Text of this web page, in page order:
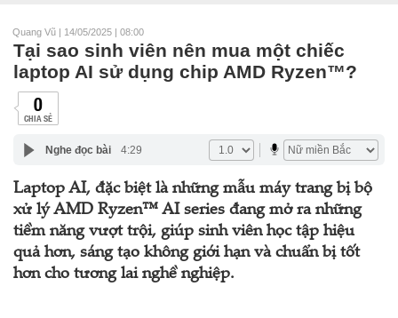
Quang Vũ | 14/05/2025 | 08:00
Tại sao sinh viên nên mua một chiếc
laptop AI sử dụng chip AMD Ryzen™?
0
CHIA SẺ
Nghe đọc bài 4:29
Laptop AI, đặc biệt là những mẫu máy trang bị bộ
xử lý AMD Ryzen™ AI series đang mở ra những
tiềm năng vượt trội, giúp sinh viên học tập hiệu
quả hơn, sáng tạo không giới hạn và chuẩn bị tốt
hơn cho tương lai nghề nghiệp.